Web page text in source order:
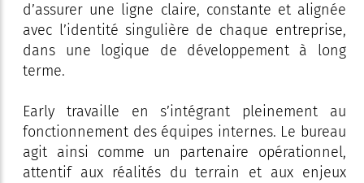
d’assurer une ligne claire, constante et alignée
avec l’identité singulière de chaque entreprise,
dans une logique de développement à long
terme.
Early travaille en s’intégrant pleinement au
fonctionnement des équipes internes. Le bureau
agit ainsi comme un partenaire opérationnel,
attentif aux réalités du terrain et aux enjeux